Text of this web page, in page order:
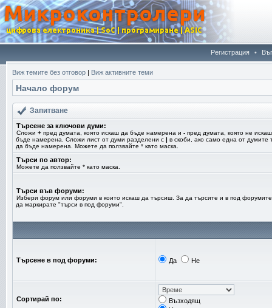
Регистрация •
Виж темите без отговор | Виж активните теми
Начало форум
Запитване
Търсене за ключови думи:
Сложи + пред думата, която искаш да бъде намерена и - пред думата, която не
бъде намерена. Сложи лист от думи разделени с | в скоби, ако само една от думите
да бъде намерена. Можете да ползвайте * като маска.
Търси по автор:
Можете да ползвайте * като маска.
Търси във форуми:
Избери форум или форуми в които искаш да търсиш. За да търсите и в под форумите
да маркирате "търси в под форуми".
Търсене в под форуми: Да Не
Сортирай по:
Възходящ